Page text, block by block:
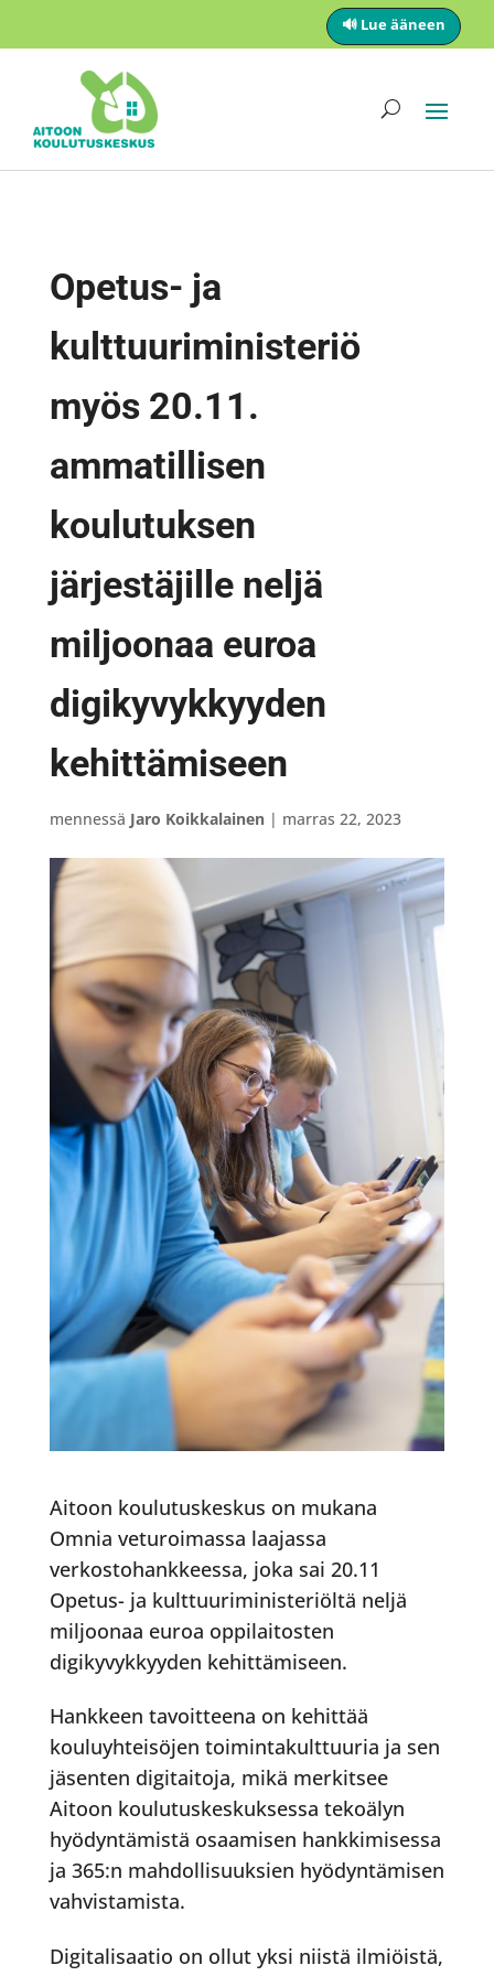
Opetus- ja
kulttuuriministeriö
myös 20.11.
ammatillisen
koulutuksen
järjestäjille neljä
miljoonaa euroa
digikyvykkyyden
kehittämiseen
mennessä Jaro Koikkalainen| marras 22, 2023
🔊 Lue ääneen
Aitoon koulutuskeskus on mukana
Omnia veturoimassa laajassa
verkostohankkeessa, joka sai 20.11
Opetus- ja kulttuuriministeriöltä neljä
miljoonaa euroa oppilaitosten
digikyvykkyyden kehittämiseen.
Hankkeen tavoitteena on kehittää
kouluyhteisöjen toimintakulttuuria ja sen
jäsenten digitaitoja, mikä merkitsee
Aitoon koulutuskeskuksessa tekoälyn
hyödyntämistä osaamisen hankkimisessa
ja 365:n mahdollisuuksien hyödyntämisen
vahvistamista.
Digitalisaatio on ollut yksi niistä ilmiöistä,